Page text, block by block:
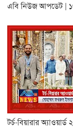
এবি নিউজ আপডেট |
টর্চ-বিয়ারার